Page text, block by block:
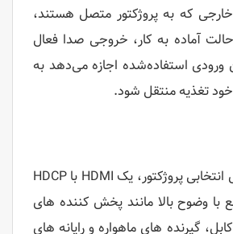
که به پروژکتور متصل هستند،
آماده به کار، خروجی صدا فعال
ورودی استفاده‌شده اجازه می‌دهد به
تغذیه منتقل شود.
از جمله ورودی های انتخابی پروژکتور، یک HDMI با HDCP
با وضوح بالا مانند پخش کننده های
گیرنده های ماهواره و رایانه های